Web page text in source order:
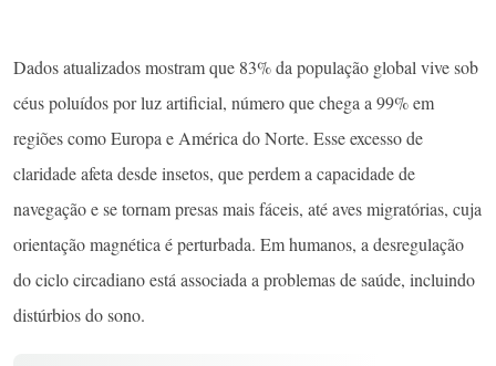
Dados atualizados mostram que 83% da população global vive sob
céus poluídos por luz artificial, número que chega a 99% em
regiões como Europa e América do Norte. Esse excesso de
claridade afeta desde insetos, que perdem a capacidade de
navegação e se tornam presas mais fáceis, até aves migratórias, cuja
orientação magnética é perturbada. Em humanos, a desregulação
do ciclo circadiano está associada a problemas de saúde, incluindo
distúrbios do sono.